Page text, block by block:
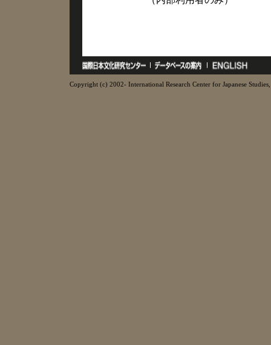
Copyright (c) 2002- International Research Center for Japanese